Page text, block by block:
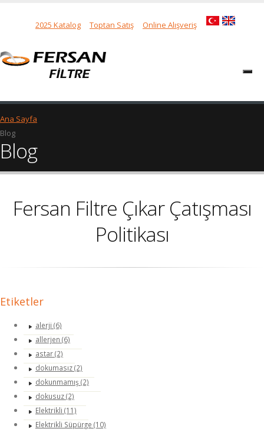
2025 Katalog Toptan Satış Online Alışveriş
Ana Sayfa
Blog
Blog
Fersan Filtre Çıkar Çatışması
Politikası
Etiketler
alerji (6)
allerjen (6)
astar (2)
dokumasız (2)
dokunmamış (2)
dokusuz (2)
Elektrikli (11)
Elektrikli Süpürge (10)